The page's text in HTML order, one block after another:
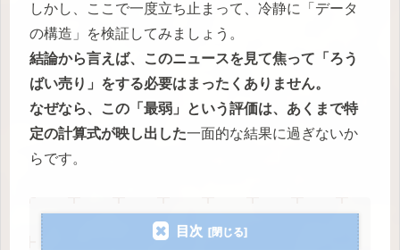
しかし、ここで一度立ち止まって、冷静に「データ
の構造」を検証してみましょう。
結論から言えば、このニュースを見て焦って「ろう
ばい売り」をする必要はまったくありません。
なぜなら、この「最弱」という評価は、あくまで特
定の計算式が映し出した一面的な結果に過ぎないか
らです。
目次